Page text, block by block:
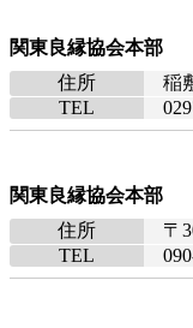
関東良縁協会本部
住所
稲
TEL
関東良縁協会本部
住所
〒
TEL